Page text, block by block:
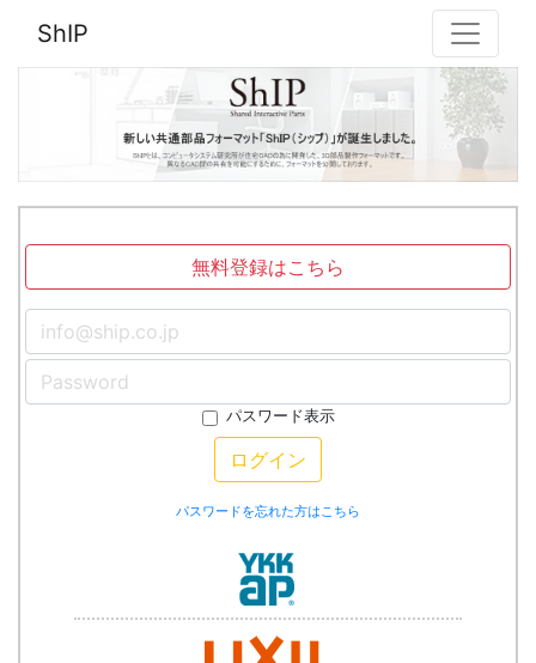
ShIP
無料登録はこちら
パスワード表示
ログイン
パスワードを忘れた方はこちら